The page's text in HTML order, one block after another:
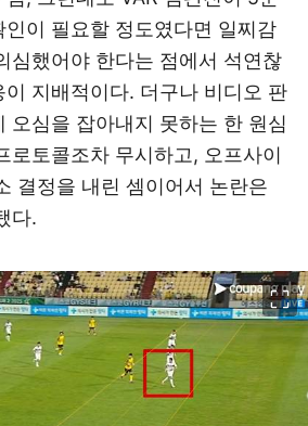
인이 필요할 정도였다면 일찌감
심했어야 한다는 점에서 석연찮
지배적이다. 더구나 비디오 판
오심을 잡아내지 못하는 한 원심
로토콜조차 무시하고, 오프사이
결정을 내린 셈이어서 논란은
다.